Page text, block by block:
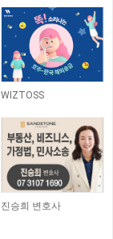
WIZTOSS
진승희 변호사